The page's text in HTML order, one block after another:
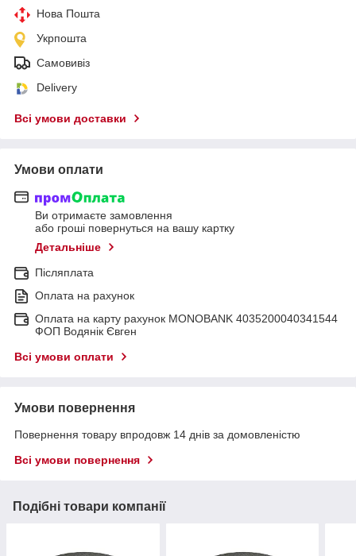
Нова Пошта
Укрпошта
Самовивіз
Delivery
Всі умови доставки
Умови оплати
Ви отримаєте замовлення
або гроші повернуться на вашу картку
Детальніше
Післяплата
Оплата на рахунок
Оплата на карту рахунок MONOBANK 4035200040341544
ФОП Водянік Євген
Всі умови оплати
Умови повернення
Повернення товару впродовж 14 днів за домовленістю
Всі умови повернення
Подібні товари компанії